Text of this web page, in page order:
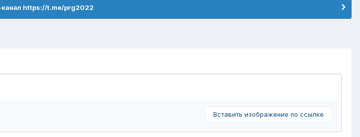
https://t.me/prg2022
Вставить изображение по ссылке